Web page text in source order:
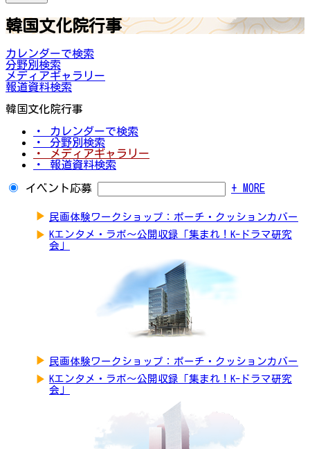
韓国文化院行事
カレンダーで検索
分野別検索
メディアギャラリー
報道資料検索
韓国文化院行事
・ カレンダーで検索
・ 分野別検索
・ メディアギャラリー
・ 報道資料検索
イベント応募 + MORE
▶ 民画体験ワークショップ：ポーチ・クッションカバー
▶ Kエンタメ・ラボ～公開収録「集まれ！K-ドラマ研究
会」
▶ 民画体験ワークショップ：ポーチ・クッションカバー
▶ Kエンタメ・ラボ～公開収録「集まれ！K-ドラマ研究
会」